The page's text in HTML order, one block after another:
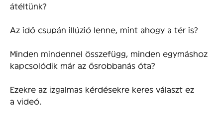
átéltünk?
Az idő csupán illúzió lenne, mint ahogy a tér is?
Minden mindennel összefügg, minden egymáshoz
kapcsolódik már az ősrobbanás óta?
Ezekre az izgalmas kérdésekre keres választ ez
a videó.